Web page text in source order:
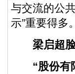
与交流的公
示”重要得多。
梁启超脸
“股份有限